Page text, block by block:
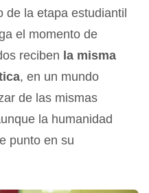
la etapa estudiantil
el momento de
reciben la misma
, en un mundo
de las mismas
la humanidad
punto en su